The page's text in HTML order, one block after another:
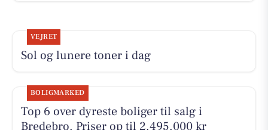
VEJRET
Sol og lunere toner i dag
BOLIGMARKED
Top 6 over dyreste boliger til salg i
Bredebro. Priser op til 2.495.000 kr